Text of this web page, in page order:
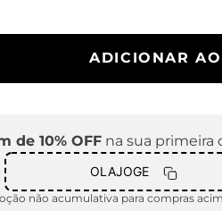
ADICIONAR
de 10% OFFna sua primeira
OLAJOGE
não acumulativa para compras